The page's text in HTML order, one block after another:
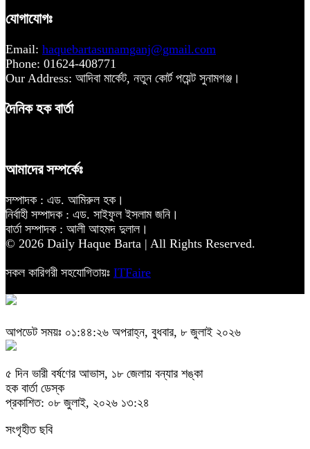
যোগাযোগঃ
Email: haquebartasunamganj@gmail.com
Phone: 01624-408771
Our Address: আদিবা মার্কেট, নতুন কোর্ট পয়েন্ট সুনামগঞ্জ।
দৈনিক হক বার্তা
আমাদের সম্পর্কেঃ
সম্পাদক : এড. আমিরুল হক।
নির্বাহী সম্পাদক : এড. সাইফুল ইসলাম জনি।
বার্তা সম্পাদক : আলী আহমদ দুলাল।
© 2026 Daily Haque Barta | All Rights Reserved.
সকল কারিগরী সহযোগিতায়ঃ ITFaire
আপডেট সময়ঃ ০১:৪৪:২৬ অপরাহ্ন, বুধবার, ৮ জুলাই ২০২৬
৫ দিন ভারী বর্ষণের আভাস, ১৮ জেলায় বন্যার শঙ্কা
হক বার্তা ডেস্ক
প্রকাশিত: ০৮ জুলাই, ২০২৬ ১৩:২৪
সংগৃহীত ছবি